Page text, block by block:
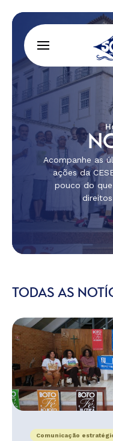
Acompanhe as
ações da
pouco do
TODAS AS
Comunicação